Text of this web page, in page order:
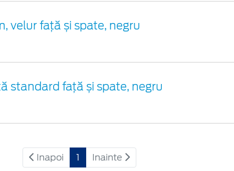
velur față și spate, negru
standard față și spate, negru
Inapoi 1 Inainte